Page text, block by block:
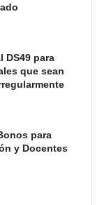
DS49 para
que sean
para
y Docentes